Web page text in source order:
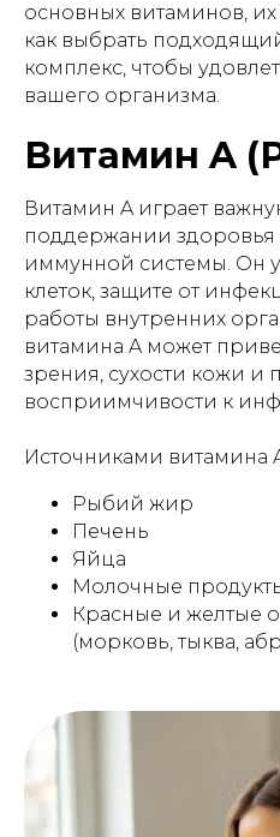
основных витаминов,
как выбрать
комплекс, чтобы
вашего организма.
Витамин A
Витамин A играет
поддержании здоровья
иммунной системы. Он
клеток, защите от
работы внутренних
витамина A может
зрения, сухости кожи
восприимчивости к
Источниками витамина
Рыбий жир
Печень
Яйца
Молочные
Красные и желтые
(морковь, тыква,